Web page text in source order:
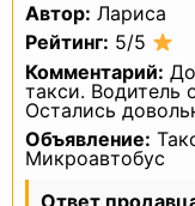
Автор: Лариса
Рейтинг: 5/5
Комментарий:
такси. Водитель
Остались
Объявление:
Микроавтобус
Ответ
—
и
и
о
в